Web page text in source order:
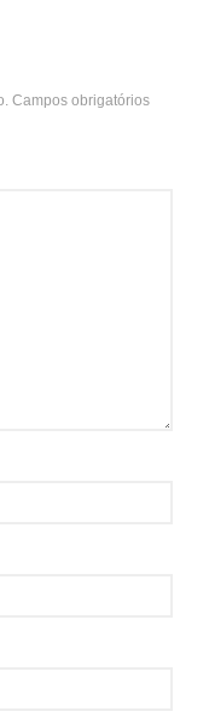
Campos obrigatórios